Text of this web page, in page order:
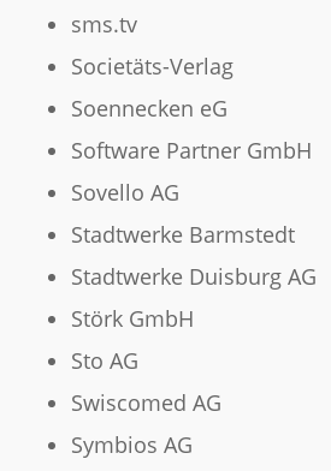
sms.tv
Societäts-Verlag
Soennecken eG
Software Partner GmbH
Sovello AG
Stadtwerke Barmstedt
Stadtwerke Duisburg AG
Störk GmbH
Sto AG
Swiscomed AG
Symbios AG